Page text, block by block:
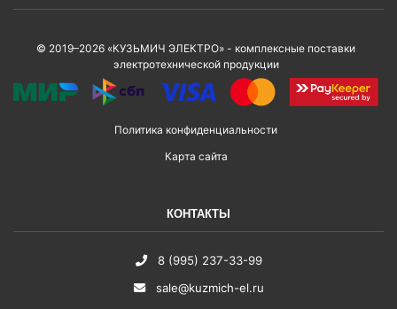
© 2019–2026 «КУЗЬМИЧ ЭЛЕКТРО» - комплексные поставки
электротехнической продукции
Политика конфиденциальности
Карта сайта
КОНТАКТЫ
8 (995) 237-33-99
sale@kuzmich-el.ru